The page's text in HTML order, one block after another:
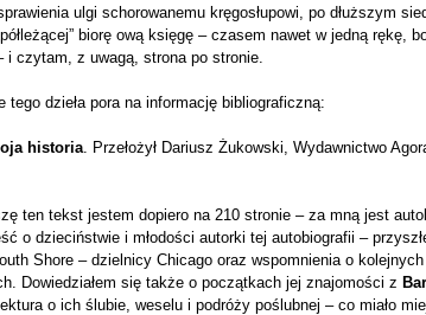
ulgi schorowanemu kręgosłupowi, po dłuższym
biorę ową księgę – czasem nawet w jedną rękę,
i czytam, z uwagą, strona po stronie.
dzieła pora na informację bibliograficzną:
historia. Przełożył Dariusz Żukowski, Wydawnictwo
ten tekst jestem dopiero na 210 stronie – za mną jest
o dzieciństwie i młodości autorki tej autobiografii –
Shore – dzielnicy Chicago oraz wspomnienia o
Dowiedziałem się także o początkach jej znajomości z
o ich ślubie, weselu i podróży poślubnej – co miało